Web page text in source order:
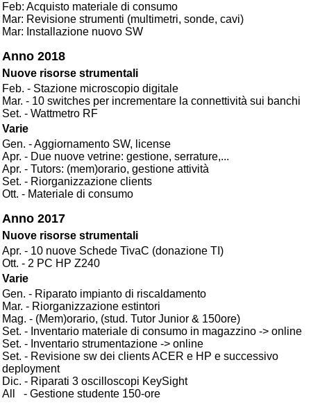
Feb: Acquisto materiale di consumo
Mar: Revisione strumenti (multimetri, sonde, cavi)
Mar: Installazione nuovo SW
Anno 2018
Nuove risorse strumentali
Feb. - Stazione microscopio digitale
Mar. - 10 switches per incrementare la connettività sui banchi
Set. - Wattmetro RF
Varie
Gen. - Aggiornamento SW, license
Apr. - Due nuove vetrine: gestione, serrature,...
Apr. - Tutors: (mem)orario, gestione attività
Set. - Riorganizzazione clients
Ott. - Materiale di consumo
Anno 2017
Nuove risorse strumentali
Apr. - 10 nuove Schede TivaC (donazione TI)
Ott. - 2 PC HP Z240
Varie
Gen. - Riparato impianto di riscaldamento
Mar. - Riorganizzazione estintori
Mag. - (Mem)orario, (stud. Tutor Junior & 150ore)
Set. - Inventario materiale di consumo in magazzino -> online
Set. - Inventario strumentazione -> online
Set. - Revisione sw dei clients ACER e HP e successivo
deployment
Dic. - Riparati 3 oscilloscopi KeySight
All - Gestione studente 150-ore